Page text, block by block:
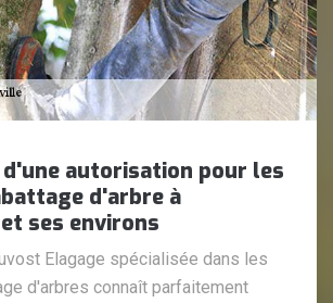
d'une autorisation pour les
d'arbre à
ses environs
Elagage spécialisée dans les
d'arbres connaît parfaitement